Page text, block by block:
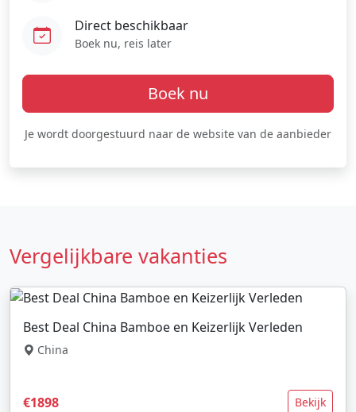
Direct beschikbaar
Boek nu, reis later
Boek nu
Je wordt doorgestuurd naar de website van de aanbieder
Vergelijkbare vakanties
Best Deal China Bamboe en Keizerlijk Verleden
China
€1898 Bekijk